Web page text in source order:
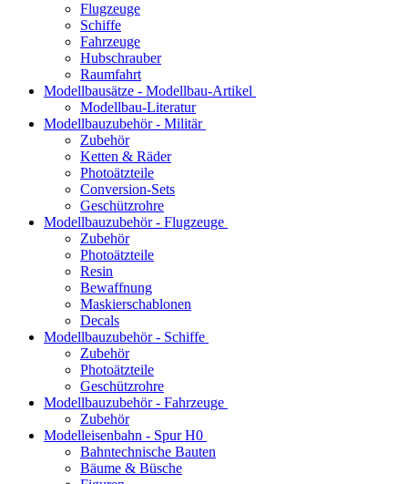
Flugzeuge
Schiffe
Fahrzeuge
Hubschrauber
Raumfahrt
Modellbausätze - Modellbau-Artikel
Modellbau-Literatur
Modellbauzubehör - Militär
Zubehör
Ketten & Räder
Photoätzteile
Conversion-Sets
Geschützrohre
Modellbauzubehör - Flugzeuge
Zubehör
Photoätzteile
Resin
Bewaffnung
Maskierschablonen
Decals
Modellbauzubehör - Schiffe
Zubehör
Photoätzteile
Geschützrohre
Modellbauzubehör - Fahrzeuge
Zubehör
Modelleisenbahn - Spur H0
Bahntechnische Bauten
Bäume & Büsche